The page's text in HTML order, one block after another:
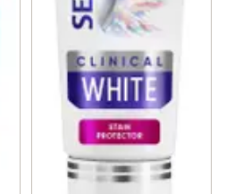
att ilningarna kommer
ppm.
applicera direkt på den
och massera
två gånger om dagen. För
per vecka.
av tänderna vid kontinuerlig
långvarig lindring, applicera